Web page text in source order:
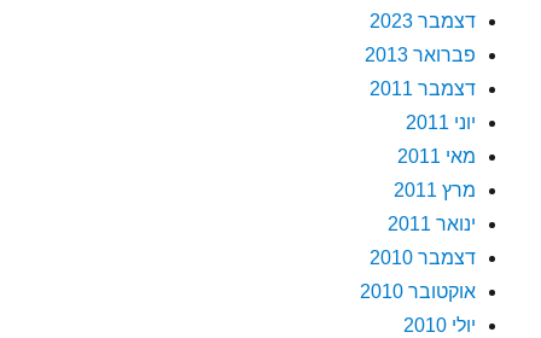
דצמבר 2023
פברואר 2013
דצמבר 2011
יוני 2011
מאי 2011
מרץ 2011
ינואר 2011
דצמבר 2010
אוקטובר 2010
יולי 2010